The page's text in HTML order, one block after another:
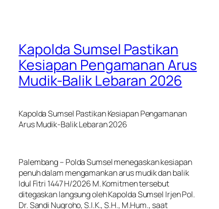
Kapolda Sumsel Pastikan
Kesiapan Pengamanan Arus
Mudik-Balik Lebaran 2026
Kapolda Sumsel Pastikan Kesiapan Pengamanan
Arus Mudik-Balik Lebaran 2026
Palembang – Polda Sumsel menegaskan kesiapan
penuh dalam mengamankan arus mudik dan balik
Idul Fitri 1447 H/2026 M. Komitmen tersebut
ditegaskan langsung oleh Kapolda Sumsel Irjen Pol.
Dr. Sandi Nugroho, S.I.K., S.H., M.Hum., saat